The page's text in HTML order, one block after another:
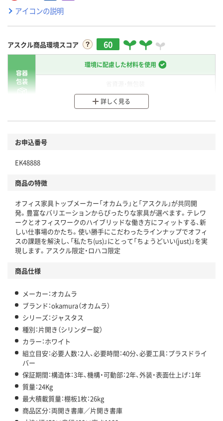
アイコンの説明
アスクル商品環境スコア 60
容器
包装
環境に配慮した材料を使用
分別・リサイクルしやすい設計
本体
仕組
アスクルで資源循環している
温室効果ガスなどの削減
この商品の環境配慮ポイントです。下記商品詳細「
詳しく見る
お申込番号
EK48888
商品の特徴
オフィス家具トップメーカー「オカムラ」と「アスクル」が共同開
発。豊富なバリエーションからぴったりな家具が選べます。テレワ
ークとオフィスワークのハイブリッドな働き方にフィットする、新
しい仕事場のかたち。使い勝手にこだわったラインナップでオフィ
スの課題を解決し、「私たち(us)」にとって「ちょうどいい(just)」を実
現します。アスクル限定・ロハコ限定
商品仕様
メーカー：オカムラ
ブランド：okamura（オカムラ）
シリーズ：ジャスタス
種別：片開き（シリンダー錠）
カラー：ホワイト
組立目安：必要人数：2人、必要時間：40分、必要工具：プラスドライ
バー
保証期間：構造体：3年、機構・可動部：2年、外装・表面仕上げ：1年
質量：24Kg
最大積載質量：棚板1枚：26kg
商品区分：両開き書庫／片開き書庫